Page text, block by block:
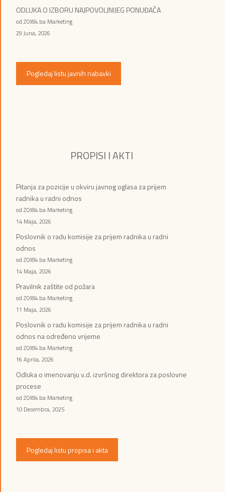
ODLUKA O IZBORU NAJPOVOLJNIJEG PONUĐAČA
od ZOI84.ba Marketing
29 Juna, 2026
Pogledaj listu javnih nabavki
PROPISI I AKTI
Pitanja za pozicije u okviru javnog oglasa za prijem
radnika u radni odnos
od ZOI84.ba Marketing
14 Maja, 2026
Poslovnik o radu komisije za prijem radnika u radni
odnos
od ZOI84.ba Marketing
14 Maja, 2026
Pravilnik zaštite od požara
od ZOI84.ba Marketing
11 Maja, 2026
Poslovnik o radu komisije za prijem radnika u radni
odnos na određeno vrijeme
od ZOI84.ba Marketing
16 Aprila, 2026
Odluka o imenovanju v.d. izvršnog direktora za poslovne
procese
od ZOI84.ba Marketing
10 Decembra, 2025
Pogledaj listu propisa i akta